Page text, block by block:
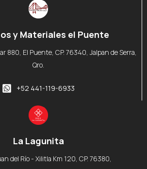
y Materiales el Puente
880, El Puente, CP. 76340, Jalpan de Serra,
Qro.
+52 441-119-6933
La Lagunita
del Río - Xilitla Km 120, CP. 76380,